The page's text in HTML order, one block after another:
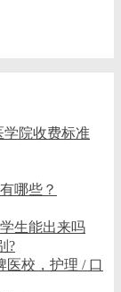
学院收费标准
哪些？
生能出来吗
?
医校，护理 / 口